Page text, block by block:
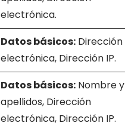
electrónica.
Datos básicos: Dirección
electrónica, Dirección IP.
Datos básicos: Nombre y
apellidos, Dirección
electrónica, Dirección IP.